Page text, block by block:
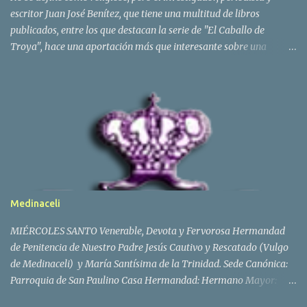
escritor Juan José Benítez, que tiene una multitud de libros
publicados, entre los que destacan la serie de "El Caballo de
Troya", hace una aportación más que interesante sobre una
año 1946, habla de una extraño suceso "inexplicable", que le
ocurrió en el conocido como barrio del Zapal de Barbate y tiene
mucho que ver con la virgen de Fátima que se hallaba en una
pequeña capilla (Leer historia de la capilla) Su padre, era natural
de Barbate, y por ello aunque vivía en Pamplona, era habitual que
pasara los verano en tierras gaditanas. Un día, como niño que era,
le dio la curiosidad por entrar en el Zapal, pese a que se lo había
prohibido. El Zapal era un submundo de chabolas y chozas de paja
y lata en el que sobrevivían alrededor de 5.000 criaturas. No
disponía de luz...
Medinaceli
MIÉRCOLES SANTO Venerable, Devota y Fervorosa Hermandad
de Penitencia de Nuestro Padre Jesús Cautivo y Rescatado (Vulgo
de Medinaceli) y María Santísima de la Trinidad. Sede Canónica:
Parroquia de San Paulino Casa Hermandad: Hermano Mayor: